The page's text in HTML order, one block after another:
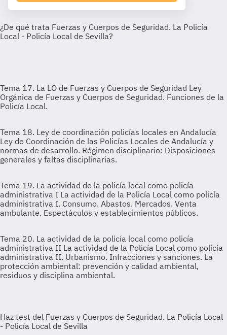
Tema 17. La LO de Fuerzas y Cuerpos de Seguridad Ley
Orgánica de Fuerzas y Cuerpos de Seguridad. Funciones de la
Policía Local.
Tema 18. Ley de coordinación policías locales en Andalucía
Ley de Coordinación de las Policías Locales de Andalucía y
normas de desarrollo. Régimen disciplinario: Disposiciones
generales y faltas disciplinarias.
Tema 19. La actividad de la policía local como policía
administrativa I La actividad de la Policía Local como policía
administrativa I. Consumo. Abastos. Mercados. Venta
ambulante. Espectáculos y establecimientos públicos.
Tema 20. La actividad de la policía local como policía
administrativa II La actividad de la Policía Local como policía
administrativa II. Urbanismo. Infracciones y sanciones. La
protección ambiental: prevención y calidad ambiental,
residuos y disciplina ambiental.